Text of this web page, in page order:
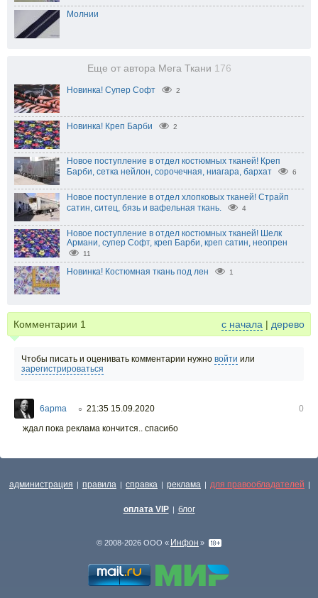
Молнии
Еще от автора Мега Ткани 176
Новинка! Супер Софт 2
Новинка! Креп Барби 2
Новое поступление в отдел костюмных тканей! Креп
Барби, сетка нейлон, сорочечная, ниагара, бархат
6
Новое поступление в отдел хлопковых тканей! Страйп
сатин, ситец, бязь и вафельная ткань.
4
Новое поступление в отдел костюмных тканей! Шелк
Армани, супер Софт, креп Барби, креп сатин, неопрен
11
Новинка! Костюмная ткань под лен 1
Комментарии 1 с начала | дерево
Чтобы писать и оценивать комментарии нужно войти или
зарегистрироваться
6apma ○ 21:35 15.09.2020
0
ждал пока реклама кончится.. спасибо
администрация | правила | справка | реклама | для правообладателей |
оплата VIP | блог
© 2008-2026 ООО « Инфон »